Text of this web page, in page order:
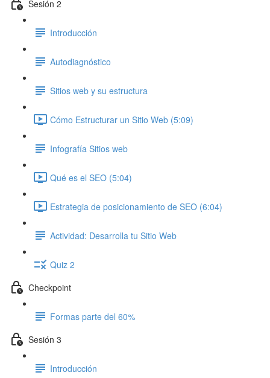
Sesión 2
Introducción
Autodiagnóstico
Sitios web y su estructura
Cómo Estructurar un Sitio Web (5:09)
Infografía Sitios web
Qué es el SEO (5:04)
Estrategia de posicionamiento de SEO (6:04)
Actividad: Desarrolla tu Sitio Web
Quiz 2
Checkpoint
Formas parte del 60%
Sesión 3
Introducción